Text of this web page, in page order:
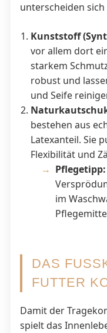
unterscheiden
Kunststoff
vor allem dort
starkem
robust und
und Seife
bestehen aus
Latexanteil. Sie
Flexibilität und
Pflegetipp:
im
DAS
UTTER
Damit der
spielt das